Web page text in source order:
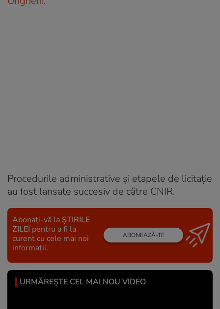
Procedurile administrative și etapele de licitație
au fost lansate succesiv de către CNIR.
Abonați-vă la ȘTIRILE
ZILEI pentru a fi la
curent cu cele mai noi
informații.
ABONEAZĂ-TE
URMĂREȘTE CEL MAI NOU VIDEO